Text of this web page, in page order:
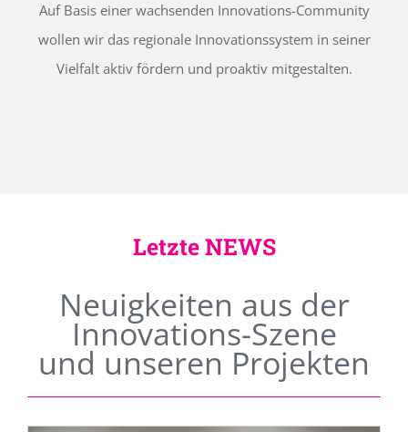
Auf Basis einer wachsenden Innovations-Community
wollen wir das regionale Innovationssystem in seiner
Vielfalt aktiv fördern und proaktiv mitgestalten.
Letzte NEWS
Neuigkeiten aus der
Innovations-Szene
und unseren Projekten